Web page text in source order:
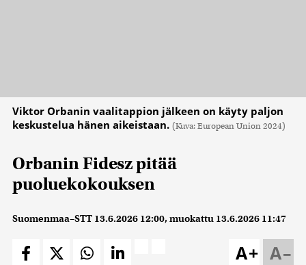
Viktor Orbanin vaalitappion jälkeen on käyty paljon
keskustelua hänen aikeistaan. (Kuva: European Union 2024)
Orbanin Fidesz pitää
puoluekokouksen
Suomenmaa–STT 13.6.2026 12:00, muokattu 13.6.2026 11:47
A–
A+